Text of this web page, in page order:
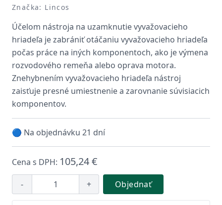
Značka: Lincos
Účelom nástroja na uzamknutie vyvažovacieho
hriadeľa je zabrániť otáčaniu vyvažovacieho hriadeľa
počas práce na iných komponentoch, ako je výmena
rozvodového remeňa alebo oprava motora.
Znehybnením vyvažovacieho hriadeľa nástroj
zaisťuje presné umiestnenie a zarovnanie súvisiacich
komponentov.
🔵 Na objednávku 21 dní
Cena s DPH: 105,24 €
- + Objednať